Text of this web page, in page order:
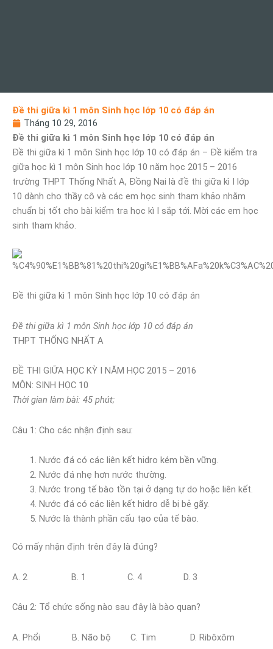
Đề thi giữa kì 1 môn Sinh học lớp 10 có đáp án
Tháng 10 29, 2016
Đề thi giữa kì 1 môn Sinh học lớp 10 có đáp án
Đề thi giữa kì 1 môn Sinh học lớp 10 có đáp án – Đề kiểm tra
giữa học kì 1 môn Sinh học lớp 10 năm học 2015 – 2016
trường THPT Thống Nhất A, Đồng Nai là đề thi giữa kì I lớp
10 dành cho thầy cô và các em học sinh tham khảo nhằm
chuẩn bị tốt cho bài kiểm tra học kì I sắp tới. Mời các em học
sinh tham khảo.
Đề thi giữa kì 1 môn Sinh học lớp 10 có đáp án
Đề thi giữa kì 1 môn Sinh học lớp 10 có đáp án
THPT THỐNG NHẤT A
ĐỀ THI GIỮA HỌC KỲ I NĂM HỌC 2015 – 2016
MÔN: SINH HỌC 10
Thời gian làm bài: 45 phút;
Câu 1: Cho các nhận định sau:
Nước đá có các liên kết hidro kém bền vững.
Nước đá nhẹ hơn nước thường.
Nước trong tế bào tồn tại ở dạng tự do hoặc liên kết.
Nước đá có các liên kết hidro dễ bị bẻ gãy.
Nước là thành phần cấu tạo của tế bào.
Có mấy nhận định trên đây là đúng?
A. 2 B. 1 C. 4 D. 3
Câu 2: Tổ chức sống nào sau đây là bào quan?
A. Phổi B. Não bộ C. Tim D. Ribôxôm